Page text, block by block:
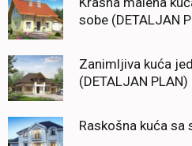
sobe (DETALJAN
Zanimljiva kuća
(DETALJAN PLAN)
Raskošna kuća sa